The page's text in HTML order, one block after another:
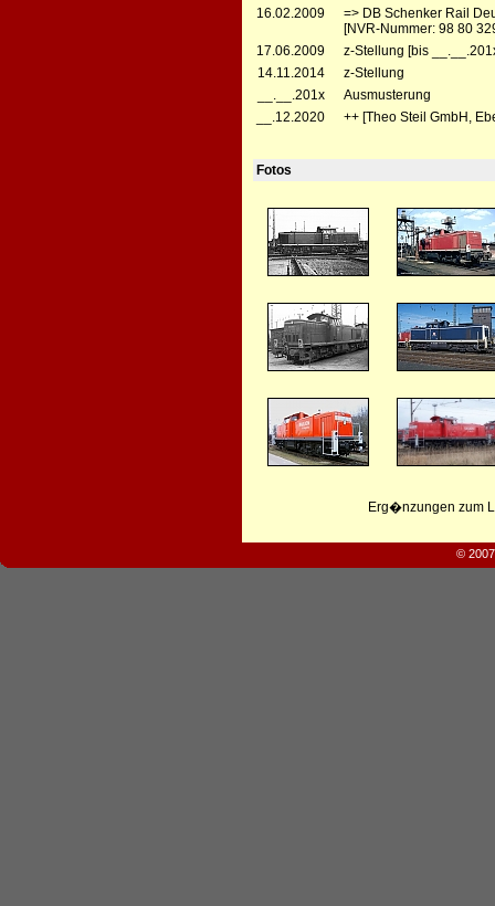
16.02.2009
=> DB Schenker Rail
[NVR-Nummer: 98 80
17.06.2009
z-Stellung [bis
14.11.2014
z-Stellung
__.__.201x
Ausmusterung
__.12.2020
++ [Theo Steil GmbH,
Fotos
Erg�nzungen zum
©